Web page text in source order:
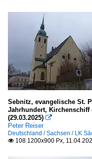
Sebnitz, evangelische St.
Jahrhundert, Kirchenschiff
(29.03.2025) 
Peter Reiser
Deutschland / Sachsen / LK
 108 1200x900 Px,